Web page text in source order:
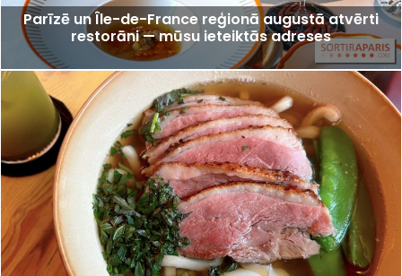
Parīzē un Île-de-France reģionā augustā atvērti
restorāni — mūsu ieteiktās adreses